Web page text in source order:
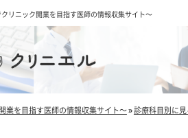
リニック開業を目指す医師の情報収集サイト～
業を目指す医師の情報収集サイト～»診療科目別に